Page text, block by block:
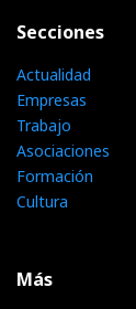
Secciones
Actualidad
Empresas
Trabajo
Asociaciones
Formación
Cultura
Más